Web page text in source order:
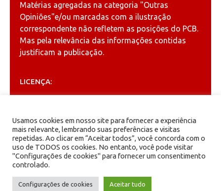
Matérias agregadas na categoria "Outras
Opiniões"e/ou marcadas com a ilustração
correspondente não refletem as posições do PCB.
Mas pela relevância das informações contidas
justificam a publicação.
LICENÇA:
Creative Commons
ARQUIVOS
Arquivos
Usamos cookies em nosso site para fornecer a experiência
mais relevante, lembrando suas preferências e visitas
repetidas. Ao clicar em “Aceitar todos”, você concorda com o
uso de TODOS os cookies. No entanto, você pode visitar
"Configurações de cookies" para fornecer um consentimento
controlado.
Configurações de cookies Aceitar tudo